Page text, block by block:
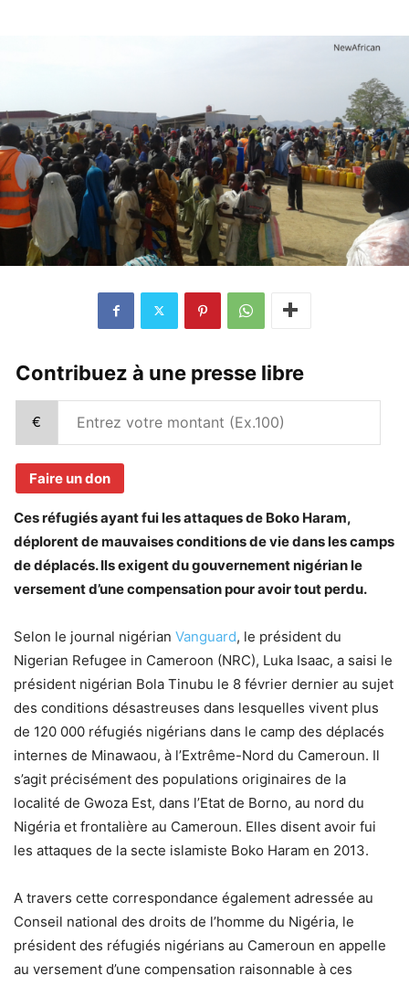
Contribuez à une presse libre
€
Faire un don
Ces réfugiés ayant fui les attaques de Boko Haram,
déplorent de mauvaises conditions de vie dans les camps
de déplacés. Ils exigent du gouvernement nigérian le
versement d’une compensation pour avoir tout perdu.
Selon le journal nigérian Vanguard, le président du
Nigerian Refugee in Cameroon (NRC), Luka Isaac, a saisi le
président nigérian Bola Tinubu le 8 février dernier au sujet
des conditions désastreuses dans lesquelles vivent plus
de 120 000 réfugiés nigérians dans le camp des déplacés
internes de Minawaou, à l’Extrême-Nord du Cameroun. Il
s’agit précisément des populations originaires de la
localité de Gwoza Est, dans l’Etat de Borno, au nord du
Nigéria et frontalière au Cameroun. Elles disent avoir fui
les attaques de la secte islamiste Boko Haram en 2013.
A travers cette correspondance également adressée au
Conseil national des droits de l’homme du Nigéria, le
président des réfugiés nigérians au Cameroun en appelle
au versement d’une compensation raisonnable à ces